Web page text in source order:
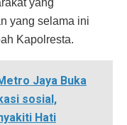
yang selama ini
Kapolresta.
Jaya Buka
sosial,
Hati